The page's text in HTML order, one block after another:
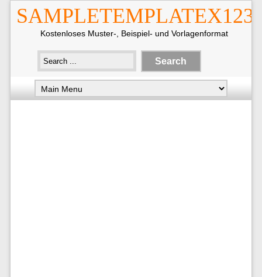
Kostenloses Muster-, Beispiel- und Vorlagenformat